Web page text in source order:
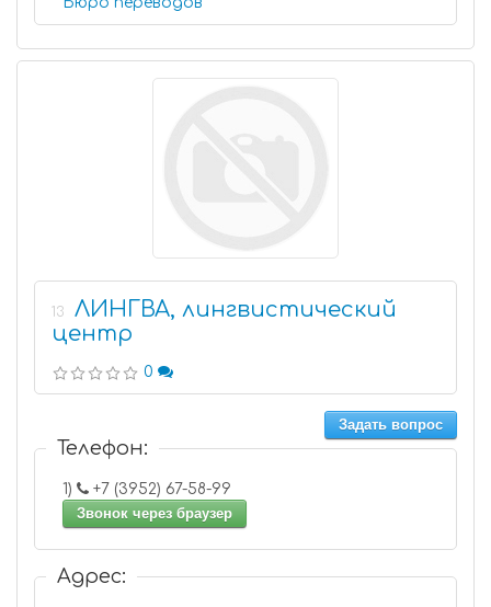
13
ЛИНГВА, лингвистический
центр
0
Задать вопрос
Телефон:
1)
+7 (3952) 67-58-99
Звонок через браузер
Адрес: